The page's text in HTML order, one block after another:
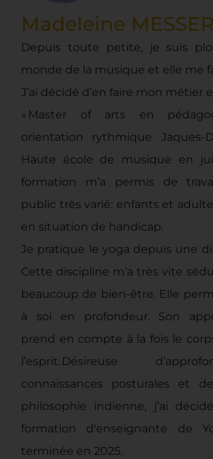
Madeleine
Depuis toute petite, je suis
monde de la musique et elle me
J’ai décidé d’en faire mon métier
« Master of arts en
orientation rythmique Jaques-
Haute école de musique en
formation m’a permis de
public très varié: enfants et
en situation de handicap.
Je pratique le yoga depuis une
Cette discipline m’a très vite
beaucoup de bien-être. Elle
à soi en profondeur. Son
prend en compte à la fois le
l’esprit. Désireuse
connaissances posturales et
philosophie indienne, j’ai
formation d'enseignante de
terminée en 2025.